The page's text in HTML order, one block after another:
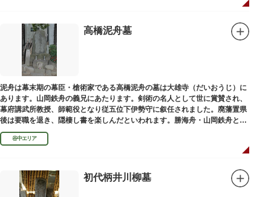
高橋泥舟墓
泥舟は幕末期の幕臣・槍術家である高橋泥舟の墓は大雄寺（だいおうじ）に
あります。山岡鉄舟の義兄にあたります。剣術の名人として世に賞賛され、
幕府講武所教授、師範役となり従五位下伊勢守に叙任されました。廃藩置県
後は要職を退き、隠棲し書を楽しんだといわれます。勝海舟・山岡鉄舟と共
に幕末の三舟といわれています。
谷中エリア
初代柄井川柳墓